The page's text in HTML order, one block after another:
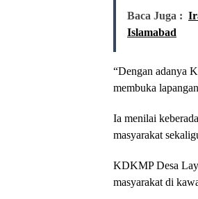
Baca Juga :
Islamabad
“Dengan adanya
membuka
Ia menilai
masyarakat
KDKMP Desa
masyarakat di